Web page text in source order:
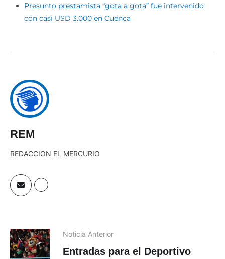
Presunto prestamista “gota a gota” fue intervenido
con casi USD 3.000 en Cuenca
REM
REDACCION EL MERCURIO
Noticia Anterior
Entradas para el Deportivo